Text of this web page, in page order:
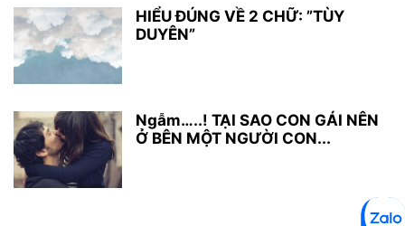
HIỂU ĐÚNG VỀ 2 CHỮ: ”TÙY
DUYÊN”
Ngẫm…..! TẠI SAO CON GÁI NÊN
Ở BÊN MỘT NGƯỜI CON...